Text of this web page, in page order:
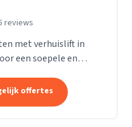
reviews
met verhuislift in
een soepele en
offertes